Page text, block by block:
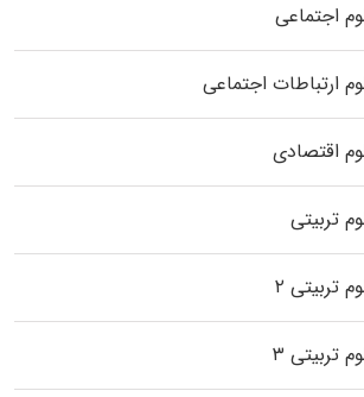
اجتماعی
ارتباطات اجتماعی
اقتصادی
تربیتی
تربیتی ۲
تربیتی ۳